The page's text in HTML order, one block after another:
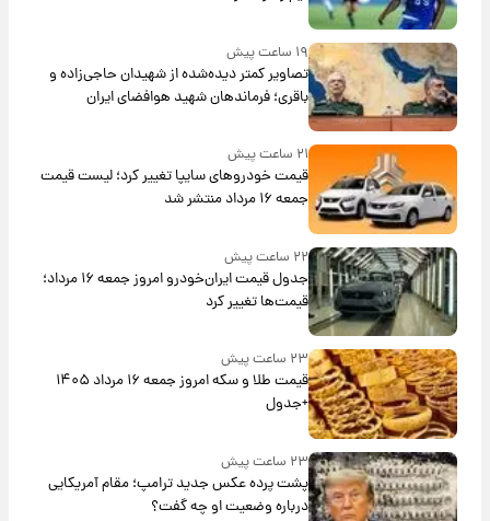
۱۹ ساعت پیش
تصاویر کمتر دیده‌شده از شهیدان حاجی‌زاده و
باقری؛ فرماندهان شهید هوافضای ایران
۲۱ ساعت پیش
قیمت خودروهای سایپا تغییر کرد؛ لیست قیمت
جمعه ۱۶ مرداد منتشر شد
۲۲ ساعت پیش
جدول قیمت ایران‌خودرو امروز جمعه ۱۶ مرداد؛
قیمت‌ها تغییر کرد
۲۳ ساعت پیش
قیمت طلا و سکه امروز جمعه ۱۶ مرداد ۱۴۰۵
+جدول
۲۳ ساعت پیش
پشت پرده عکس جدید ترامپ؛ مقام آمریکایی
درباره وضعیت او چه گفت؟